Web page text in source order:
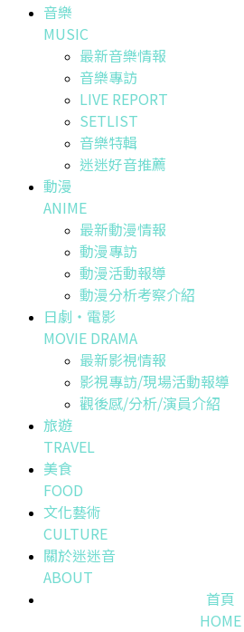
音樂
MUSIC
最新音樂情報
音樂專訪
LIVE REPORT
SETLIST
音樂特輯
迷迷好音推薦
動漫
ANIME
最新動漫情報
動漫專訪
動漫活動報導
動漫分析考察介紹
日劇・電影
MOVIE DRAMA
最新影視情報
影視專訪/現場活動報導
觀後感/分析/演員介紹
旅遊
TRAVEL
美食
FOOD
文化藝術
CULTURE
關於迷迷音
ABOUT
首頁
HOME